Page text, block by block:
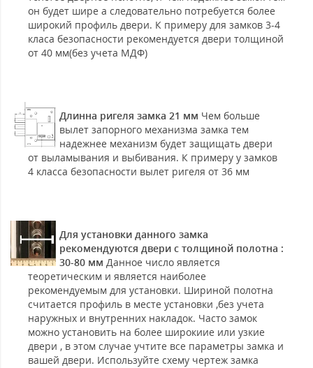
он будет шире а следовательно потребуется более
широкий профиль двери. К примеру для замков 3-4
класа безопасности рекомендуется двери толщиной
от 40 мм(без учета МДФ)
Длинна ригеля замка 21 мм Чем больше
вылет запорного механизма замка тем
надежнее механизм будет защищать двери
от выламывания и выбивания. К примеру у замков
4 класса безопасности вылет ригеля от 36 мм
Для установки данного замка
рекомендуются двери с толщиной полотна :
30-80 мм Данное число является
теоретическим и является наиболее
рекомендуемым для установки. Шириной полотна
считается профиль в месте установки ,без учета
наружных и внутренних накладок. Часто замок
можно установить на более широкиие или узкие
двери , в этом случае учтите все параметры замка и
вашей двери. Используйте схему чертеж замка